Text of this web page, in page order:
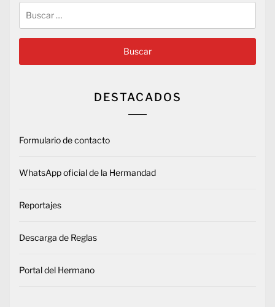
DESTACADOS
Formulario de contacto
WhatsApp oficial de la Hermandad
Reportajes
Descarga de Reglas
Portal del Hermano